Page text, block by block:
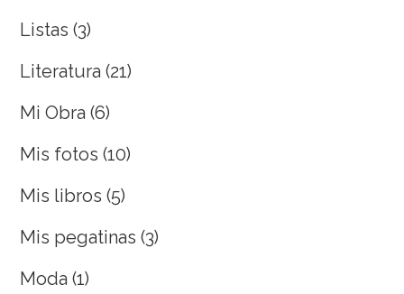
Listas (3)
Literatura (21)
Mi Obra (6)
Mis fotos (10)
Mis libros (5)
Mis pegatinas (3)
Moda (1)